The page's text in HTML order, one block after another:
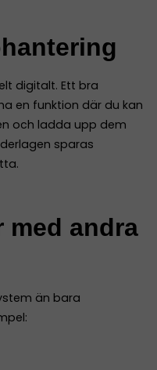
digitalt. Ett bra
en funktion där du kan
och ladda upp dem
sparas
med andra
än bara